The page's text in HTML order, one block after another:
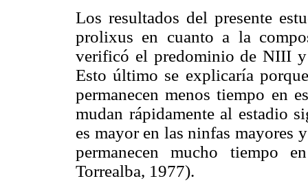
Los resultados del presente
prolixus en cuanto a la
verificó el predominio de NIII
Esto último se explicaría
permanecen menos tiempo en
mudan rápidamente al estadio
es mayor en las ninfas mayores
permanecen mucho tiempo
Torrealba, 1977).